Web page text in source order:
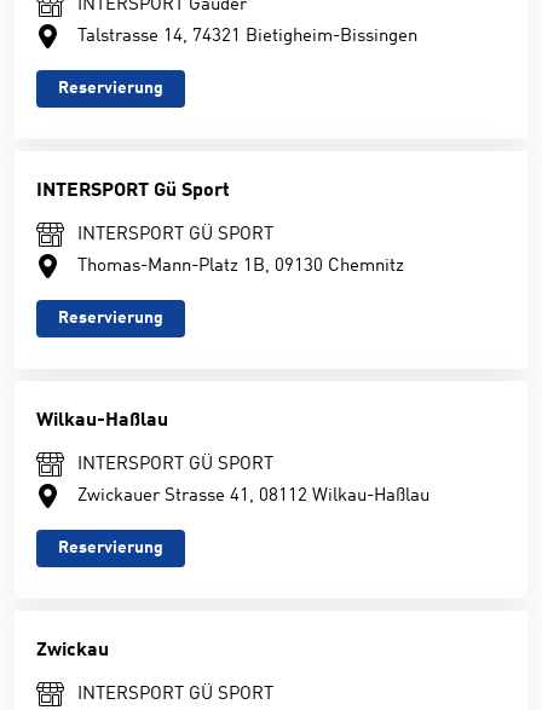
INTERSPORT Gauder
Talstrasse 14, 74321 Bietigheim-Bissingen
Reservierung
INTERSPORT Gü Sport
INTERSPORT GÜ SPORT
Thomas-Mann-Platz 1B, 09130 Chemnitz
Reservierung
Wilkau-Haßlau
INTERSPORT GÜ SPORT
Zwickauer Strasse 41, 08112 Wilkau-Haßlau
Reservierung
Zwickau
INTERSPORT GÜ SPORT